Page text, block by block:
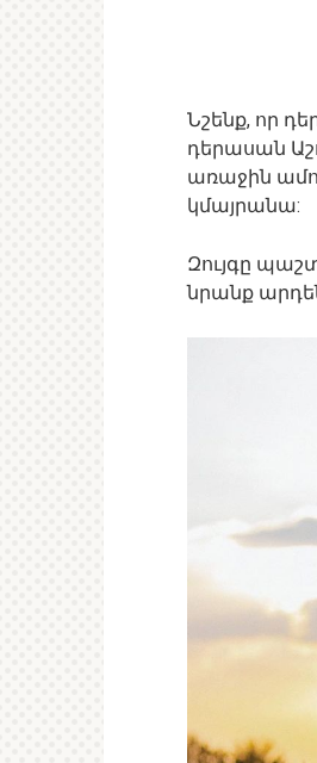
Նշենք, որ
դերասան
առաջին
կմայրանա:
Զույգը
նրանք